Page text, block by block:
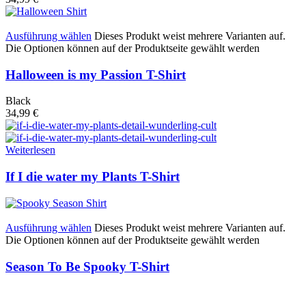
Ausführung wählen Dieses Produkt weist mehrere Varianten auf.
Die Optionen können auf der Produktseite gewählt werden
Halloween is my Passion T-Shirt
Black
34,99 €
Weiterlesen
If I die water my Plants T-Shirt
Ausführung wählen Dieses Produkt weist mehrere Varianten auf.
Die Optionen können auf der Produktseite gewählt werden
Season To Be Spooky T-Shirt